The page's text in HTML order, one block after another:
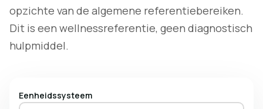
opzichte van de algemene referentiebereiken.
Dit is een wellnessreferentie, geen diagnostisch
hulpmiddel.
Eenheidssysteem